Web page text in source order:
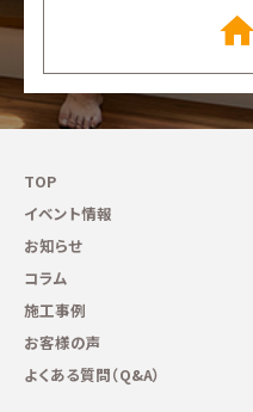
TOP
イベント情報
お知らせ
コラム
施工事例
お客様の声
よくある質問（Q&A）